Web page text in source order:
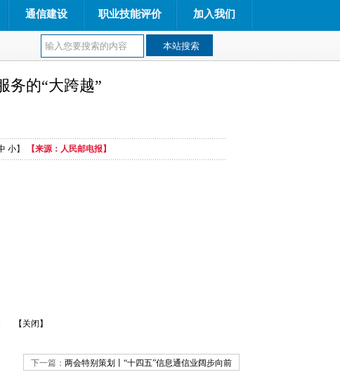
通信建设 职业技能评价 加入我们
务的“大跨越”
小】 【来源：人民邮电报】
【关闭】
下一篇：两会特别策划丨“十四五”信息通信业阔步向前